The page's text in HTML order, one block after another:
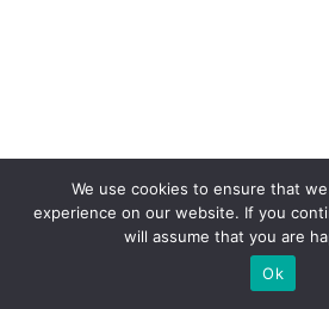
We use cookies to ensure that
experience on our website. If you
will assume that you are
Ok